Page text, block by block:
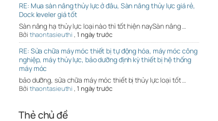
RE: Mua sàn nâng thủy lực ở đâu, Sàn nâng thủy lực giá rẻ,
Dock leveler giá tốt
Sàn nâng hạ thủy lực loại nào thì tốt hiện naySàn nâng …
Bởi thaontasieuthi , 1 ngày trước
RE: Sửa chữa máy móc thiết bị tự động hóa, máy móc công
nghiệp, máy thủy lực, bảo dưỡng định kỳ thiết bị hệ thống
máy móc
bảo dưỡng, sửa chữa máy móc thiết bị thủy lực loại tốt …
Bởi thaontasieuthi , 1 ngày trước
Thẻ chủ đề